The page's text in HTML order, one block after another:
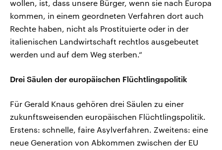
wollen, ist, dass unsere Bürger, wenn sie nach Europa
kommen, in einem geordneten Verfahren dort auch
Rechte haben, nicht als Prostituierte oder in der
italienischen Landwirtschaft rechtlos ausgebeutet
werden und auf dem Weg sterben.“
Drei Säulen der europäischen Flüchtlingspolitik
Für Gerald Knaus gehören drei Säulen zu einer
zukunftsweisenden europäischen Flüchtlingspolitik.
Erstens: schnelle, faire Asylverfahren. Zweitens: eine
neue Generation von Abkommen zwischen der EU